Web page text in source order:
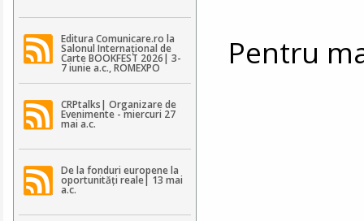
Editura Comunicare.ro la
Salonul Internațional de
Carte BOOKFEST 2026| 3-
7 iunie a.c., ROMEXPO
CRPtalks| Organizare de
Evenimente - miercuri 27
mai a.c.
De la fonduri europene la
oportunități reale| 13 mai
a.c.
Pentru